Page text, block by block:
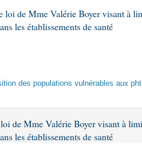
loi de Mme Valérie Boyer visant à
les établissements de santé
des populations vulnérables aux
de Mme Valérie Boyer visant à
les établissements de santé